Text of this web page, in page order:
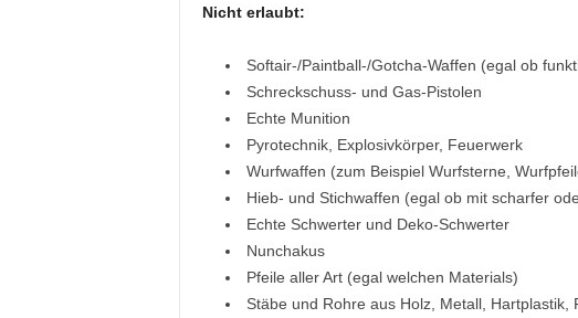
Nicht erlaubt:
Softair-/Paintball-/Gotcha-Waffen (egal ob
Schreckschuss- und Gas-Pistolen
Echte Munition
Pyrotechnik, Explosivkörper, Feuerwerk
Wurfwaffen (zum Beispiel Wurfsterne,
Hieb- und Stichwaffen (egal ob mit scharfer
Echte Schwerter und Deko-Schwerter
Nunchakus
Pfeile aller Art (egal welchen Materials)
Stäbe und Rohre aus Holz, Metall, Hartplastik,